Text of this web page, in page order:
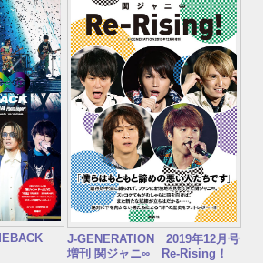
J-GENERATION 2019年12月号
増刊 関ジャニ∞ Re-Rising！